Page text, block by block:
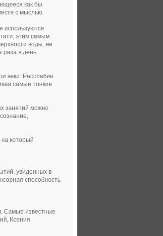
как бы
с мыслью.
используются
этим самым
воды, не
раза в день
веки. Расслабив
самые тонкие
занятий можно
который
увиденных в
способность
Самые известные
Ксения